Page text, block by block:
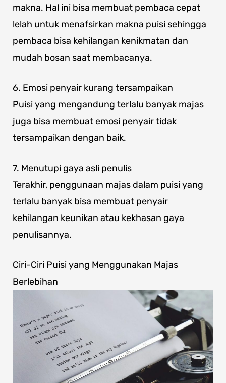
makna. Hal ini bisa membuat pembaca cepat
lelah untuk menafsirkan makna puisi sehingga
pembaca bisa kehilangan kenikmatan dan
mudah bosan saat membacanya.
6. Emosi penyair kurang tersampaikan
Puisi yang mengandung terlalu banyak majas
juga bisa membuat emosi penyair tidak
tersampaikan dengan baik.
7. Menutupi gaya asli penulis
Terakhir, penggunaan majas dalam puisi yang
terlalu banyak bisa membuat penyair
kehilangan keunikan atau kekhasan gaya
penulisannya.
Ciri-Ciri Puisi yang Menggunakan Majas
Berlebihan